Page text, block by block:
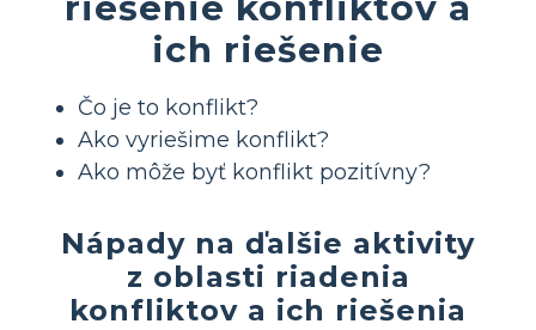
ich riešenie
Čo je to konflikt?
Ako vyriešime konflikt?
Ako môže byť konflikt pozitívny?
Nápady na ďalšie aktivity
z oblasti riadenia
konfliktov a ich riešenia